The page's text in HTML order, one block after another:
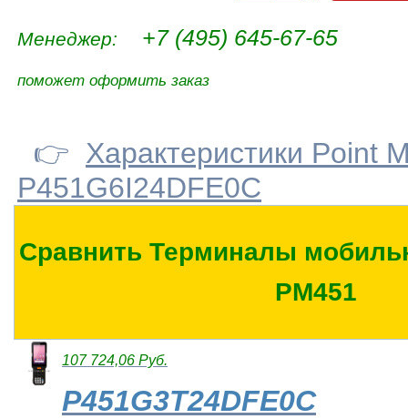
Менеджер: +7 (495) 645-67-65
поможет оформить заказ
👉 Характеристики Point
P451G6I24DFE0C
Сравнить Терминалы
PM451
107 724,06 Руб.
P451G3T24DFE0C